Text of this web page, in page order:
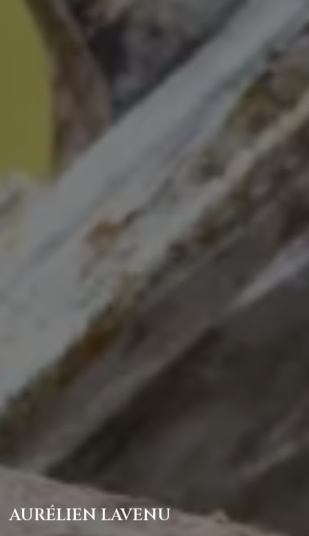
AURÉLIEN LAVENU